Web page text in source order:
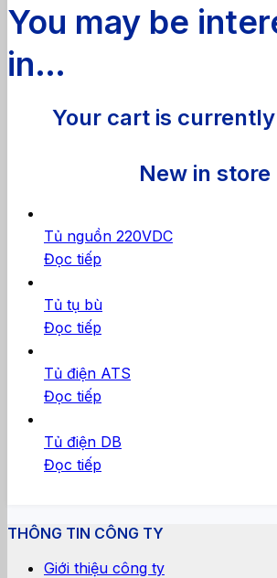
You may be
in…
Your cart is
New in store
Tủ nguồn 220VDC
Đọc tiếp
Tủ tụ bù
Đọc tiếp
Tủ điện ATS
Đọc tiếp
Tủ điện DB
Đọc tiếp
THÔNG TIN CÔNG TY
Giới thiệu công ty